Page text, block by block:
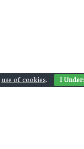
use of cookies. I